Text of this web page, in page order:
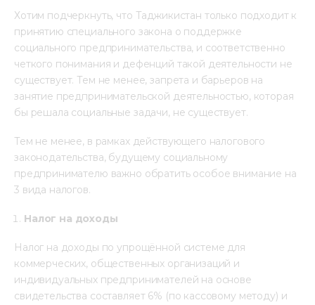
Хотим подчеркнуть, что Таджикистан только подходит к
принятию специального закона о поддержке
социального предпринимательства, и соответственно
четкого понимания и дефенций такой деятельности не
существует. Тем не менее, запрета и барьеров на
занятие предпринимательской деятельностью, которая
бы решала социальные задачи, не существует.
Тем не менее, в рамках действующего налогового
законодательства, будущему социальному
предпринимателю важно обратить особое внимание на
3 вида налогов.
Налог на доходы
Налог на доходы по упрощённой системе для
коммерческих, общественных организаций и
индивидуальных предпринимателей на основе
свидетельства составляет 6% (по кассовому методу) и